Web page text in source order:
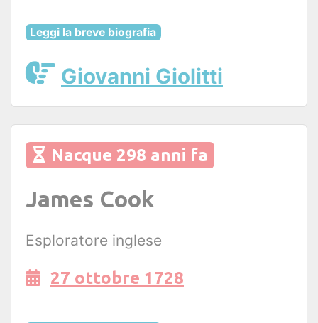
Leggi la breve biografia
Giovanni Giolitti
Nacque 298 anni fa
James Cook
Esploratore inglese
27 ottobre 1728